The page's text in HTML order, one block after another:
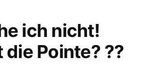
ich nicht!
die Pointe? ??